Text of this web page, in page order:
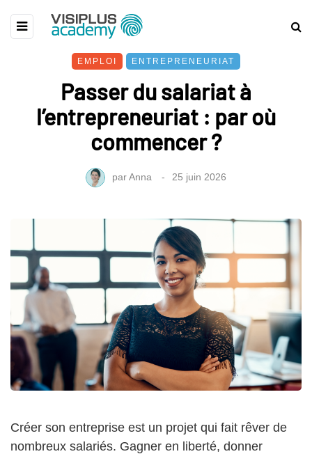
EMPLOI ENTREPRENEURIAT
Passer du salariat à
l’entrepreneuriat : par où
commencer ?
parAnna 25 juin 2026
Créer son entreprise est un projet qui fait rêver de
nombreux salariés. Gagner en liberté, donner